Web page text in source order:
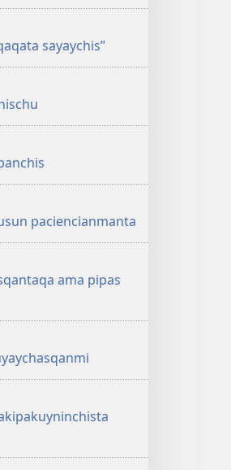
sayaychis”
paciencianmanta
ama pipas